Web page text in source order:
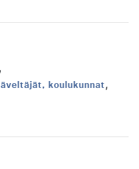
,
koulukunnat,